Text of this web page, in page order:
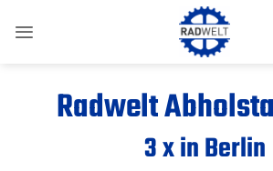
Inhalt
Radwelt
3 x in Berlin